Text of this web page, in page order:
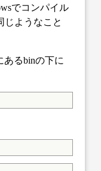
でコンパイル
じようなこと
あるbinの下に